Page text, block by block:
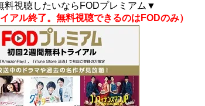
料視聴したいならFODプレミアム▼
アル終了。無料視聴できるのはFODのみ）